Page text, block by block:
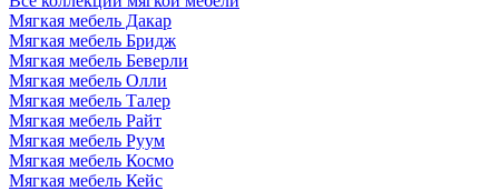
Мягкая мебель Дакар
Мягкая мебель Бридж
Мягкая мебель Беверли
Мягкая мебель Олли
Мягкая мебель Талер
Мягкая мебель Райт
Мягкая мебель Руум
Мягкая мебель Космо
Мягкая мебель Кейс